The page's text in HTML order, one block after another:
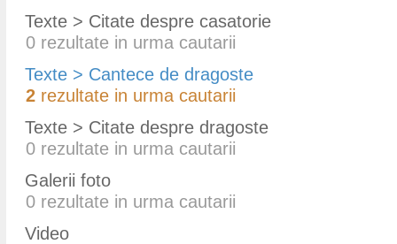
Texte > Citate despre casatorie
0 rezultate in urma cautarii
Texte > Cantece de dragoste
2 rezultate in urma cautarii
Texte > Citate despre dragoste
0 rezultate in urma cautarii
Galerii foto
0 rezultate in urma cautarii
Video